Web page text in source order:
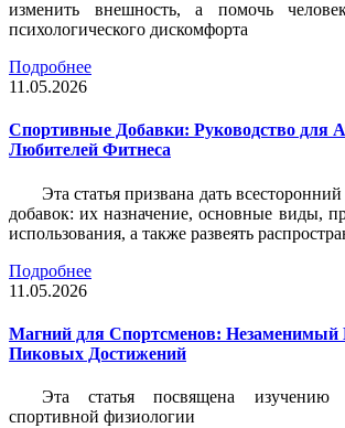
изменить внешность, а помочь
психологического дискомфорта
Подробнее
11.05.2026
Спортивные Добавки: Руководство для
Любителей Фитнеса
Эта статья призвана дать
добавок: их назначение, основные виды,
использования, а также развеять
Подробнее
11.05.2026
Магний для Спортсменов: Незаменимый
Пиковых Достижений
Эта статья посвящена
спортивной физиологии